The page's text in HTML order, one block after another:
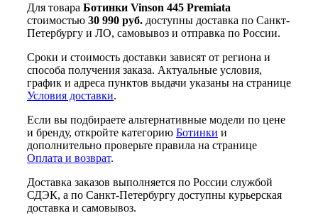
Для товара Ботинки Vinson 445 Premiata
стоимостью 30 990 руб. доступны доставка по Санкт-
Петербургу и ЛО, самовывоз и отправка по России.
Сроки и стоимость доставки зависят от региона и
способа получения заказа. Актуальные условия,
график и адреса пунктов выдачи указаны на странице
Условия доставки.
Если вы подбираете альтернативные модели по цене
и бренду, откройте категорию Ботинки и
дополнительно проверьте правила на странице
Оплата и возврат.
Доставка заказов выполняется по России службой
СДЭК, а по Санкт-Петербургу доступны курьерская
доставка и самовывоз.